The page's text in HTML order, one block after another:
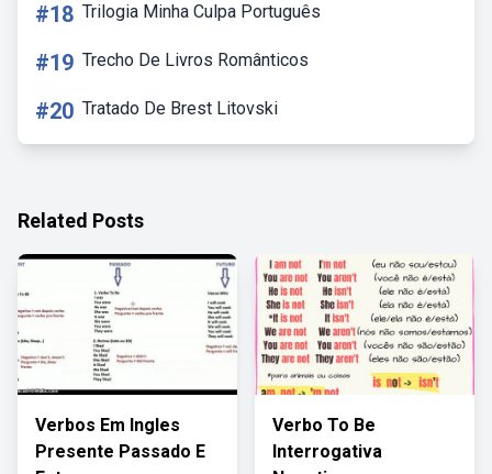
#18 Trilogia Minha Culpa Português
#19 Trecho De Livros Românticos
#20 Tratado De Brest Litovski
Related Posts
Verbos Em Ingles
Presente Passado E
Verbo To Be
Interrogativa